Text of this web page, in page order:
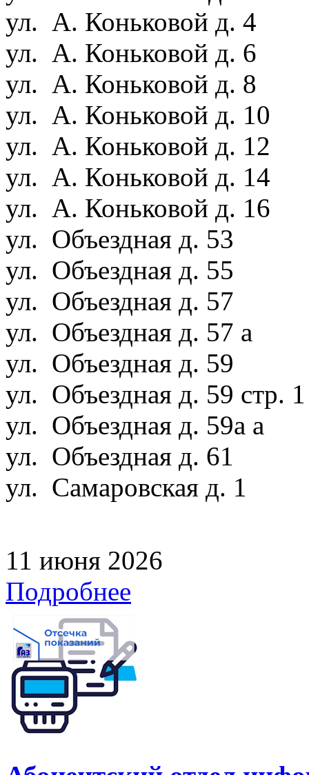
ул. А. Коньковой д. 4
ул. А. Коньковой д. 6
ул. А. Коньковой д. 8
ул. А. Коньковой д. 10
ул. А. Коньковой д. 12
ул. А. Коньковой д. 14
ул. А. Коньковой д. 16
ул. Объездная д. 53
ул. Объездная д. 55
ул. Объездная д. 57
ул. Объездная д. 57 а
ул. Объездная д. 59
ул. Объездная д. 59 стр.
ул. Объездная д. 59а а
ул. Объездная д. 61
ул. Самаровская д. 1
11 июня 2026
Подробнее